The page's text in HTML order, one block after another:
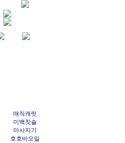
매직캐럿
미백칫솔
마사지기
호호바오일